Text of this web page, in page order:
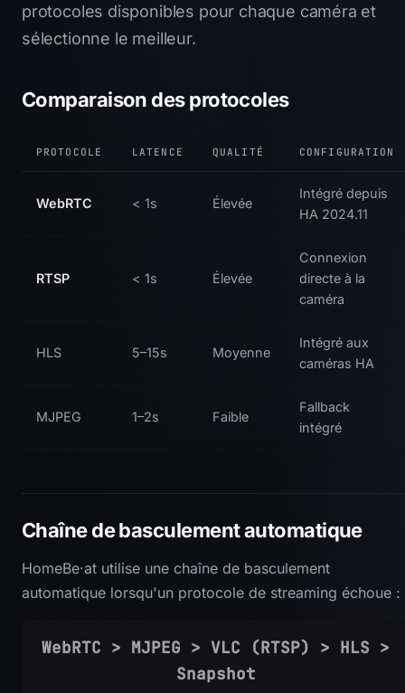
protocoles disponibles pour chaque caméra et
sélectionne le meilleur.
Comparaison des protocoles
PROTOCOLE LATENCE QUALITÉ CONFIGURATION
WebRTC < 1s Élevée
Intégré depuis
HA 2024.11
RTSP < 1s Élevée
Connexion
directe à la
caméra
HLS 5–15s Moyenne
Intégré aux
caméras HA
MJPEG 1–2s Faible
Fallback
intégré
Chaîne de basculement automatique
HomeBe·at utilise une chaîne de basculement
automatique lorsqu'un protocole de streaming échoue :
WebRTC > MJPEG > VLC (RTSP) > HLS >
Snapshot